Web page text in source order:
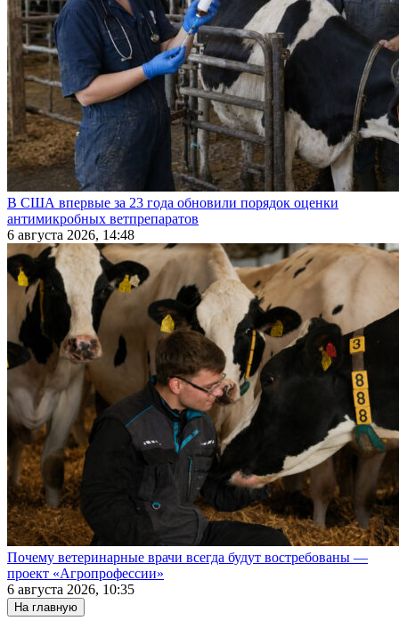
В США впервые за 23 года обновили порядок оценки
антимикробных ветпрепаратов
6 августа 2026, 14:48
Почему ветеринарные врачи всегда будут востребованы —
проект «Агропрофессии»
6 августа 2026, 10:35
На главную